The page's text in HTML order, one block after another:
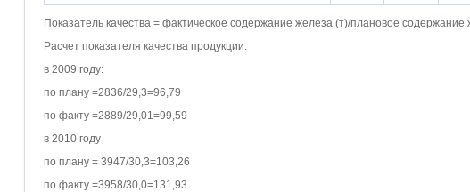
Показатель качества = фактическое содержание железа (т)/плановое содержание
Расчет показателя качества продукции:
в 2009 году:
по плану =2836/29,3=96,79
по факту =2889/29,01=99,59
в 2010 году
по плану = 3947/30,3=103,26
по факту =3958/30,0=131,93